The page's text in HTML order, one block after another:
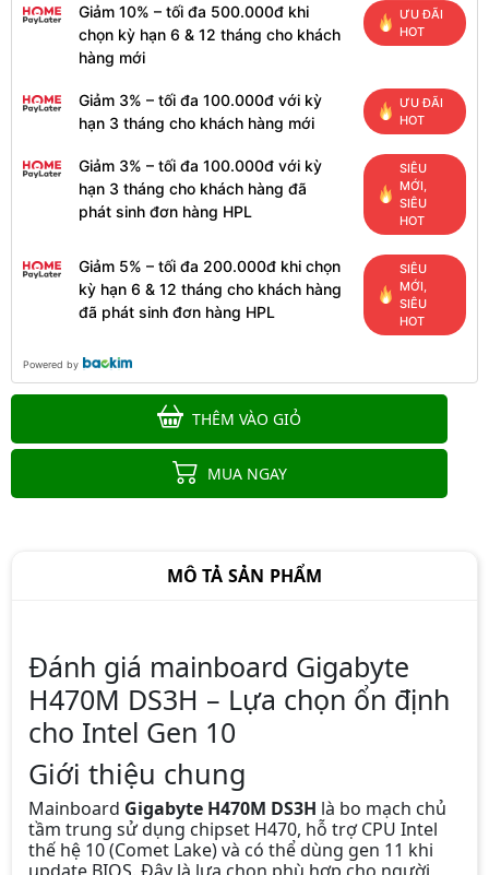
Giảm 10% – tối đa 500.000đ khi
chọn kỳ hạn 6 & 12 tháng cho khách
hàng mới
ƯU ĐÃI
HOT
Giảm 3% – tối đa 100.000đ với kỳ
hạn 3 tháng cho khách hàng mới
ƯU ĐÃI
HOT
Giảm 3% – tối đa 100.000đ với kỳ
hạn 3 tháng cho khách hàng đã
phát sinh đơn hàng HPL
SIÊU
MỚI,
SIÊU
HOT
Giảm 5% – tối đa 200.000đ khi chọn
kỳ hạn 6 & 12 tháng cho khách hàng
đã phát sinh đơn hàng HPL
SIÊU
MỚI,
SIÊU
HOT
Powered by
THÊM VÀO GIỎ
MUA NGAY
MÔ TẢ SẢN PHẨM
Đánh giá mainboard Gigabyte
H470M DS3H – Lựa chọn ổn định
cho Intel Gen 10
Giới thiệu chung
Mainboard Gigabyte H470M DS3H là bo mạch chủ
tầm trung sử dụng chipset H470, hỗ trợ CPU Intel
thế hệ 10 (Comet Lake) và có thể dùng gen 11 khi
update BIOS. Đây là lựa chọn phù hợp cho người
Mainboard ASUS PRIME H510M-K
R2.0
1.690.000đ
-15%